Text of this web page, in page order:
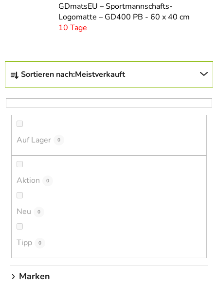
GDmatsEU – Sportmannschafts-
Logomatte – GD400 PB - 60 x 40 cm
10 Tage
P
o
d
g
Sortieren nach:Meistverkauft
Auf Lager 0
Aktion 0
Neu 0
Tipp 0
Marken